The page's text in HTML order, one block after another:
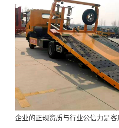
企业的正规资质与行业公信力是